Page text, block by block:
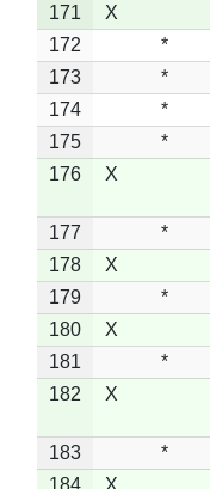
171
X
172
*
173
*
174
*
175
*
176
X
177 *
178
X
179
*
180
X
181
*
182
X
183 *
184
X